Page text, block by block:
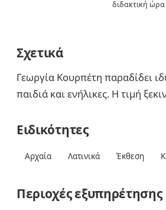
διδακτική ώρα
Σχετικά
Γεωργία Κουρπέτη παραδίδει
παιδιά και ενήλικες. Η τιμή
Ειδικότητες
Αρχαία Λατινικά Έκθεση
Περιοχές εξυπηρέτησης